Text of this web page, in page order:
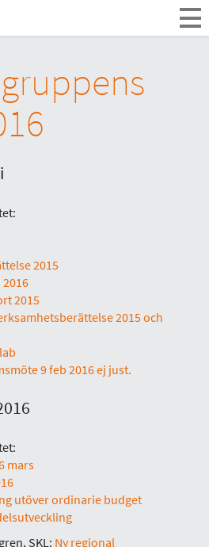
och partner
2015
2015
2015 och
9 feb 2016 ej just.
mars
utöver ordinarie budget
SKL: Ny regional